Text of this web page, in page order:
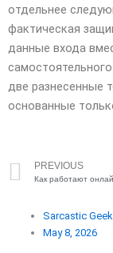
отдельнее
фактическая
данные входа
две разнесенные
основанные
Prev
PREVIOUS
Как работают
Sarcastic Geek
May 8, 2026